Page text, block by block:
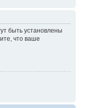
быть установлены
что ваше